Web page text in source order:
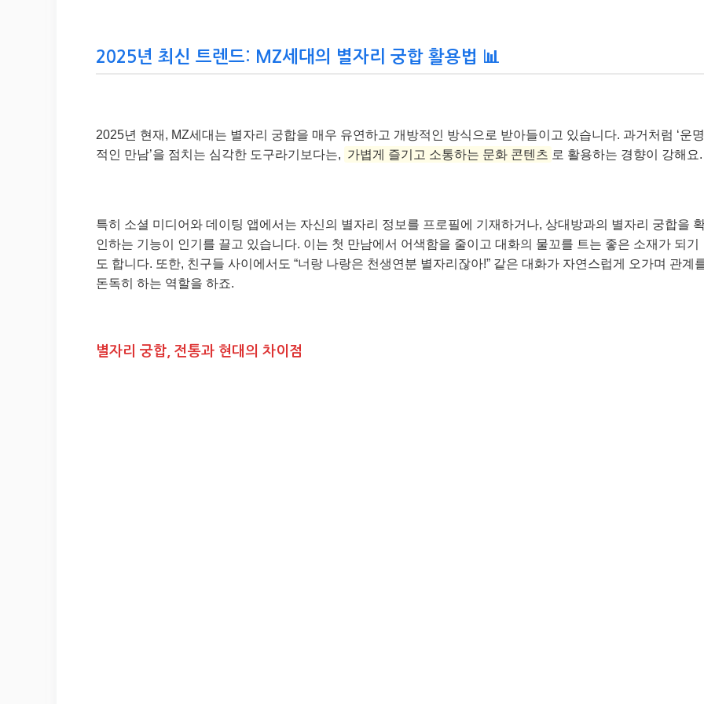
2025년 최신 트렌드: MZ세대의 별자리 궁합 활용법 📊
2025년 현재, MZ세대는 별자리 궁합을 매우 유연하고 개방적인 방식으로 받아들이고 있습니다. 과거처럼 ‘운명
적인 만남’을 점치는 심각한 도구라기보다는, 가볍게 즐기고 소통하는 문화 콘텐츠 로 활용하는 경향이 강해요.
특히 소셜 미디어와 데이팅 앱에서는 자신의 별자리 정보를 프로필에 기재하거나, 상대방과의 별자리 궁합을
인하는 기능이 인기를 끌고 있습니다. 이는 첫 만남에서 어색함을 줄이고 대화의 물꼬를 트는 좋은 소재가 되기
도 합니다. 또한, 친구들 사이에서도 “너랑 나랑은 천생연분 별자리잖아!” 같은 대화가 자연스럽게 오가며 관계
돈독히 하는 역할을 하죠.
별자리 궁합, 전통과 현대의 차이점